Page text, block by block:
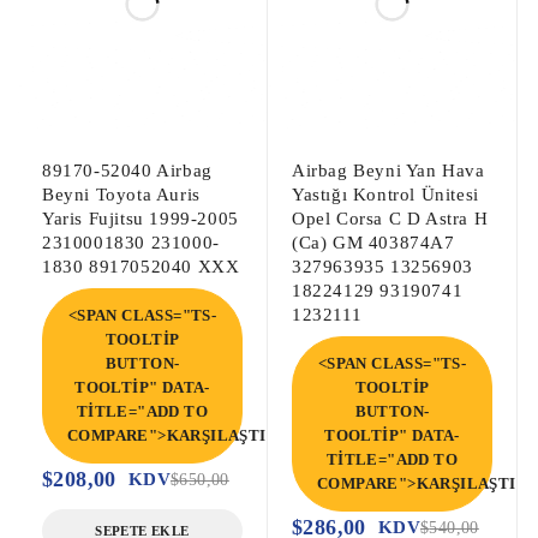
Beyni,
89170-52040 Airbag
Beyni Toyota Auris
Yaris Fujitsu 1999-2005
2310001830 231000-
1830 8917052040 XXX
<SPAN CLASS="TS-
TOOLTIP
BUTTON-
TOOLTIP" DATA-
TITLE="ADD TO
COMPARE">KARŞILAŞTIR</SPAN>
$650,00
$208,00 KDV
SEPETE EKLE
Airbag Beyni Yan Hava
Yastığı Kontrol Ünitesi
Opel Corsa C D Astra H
(Ca) GM 403874A7
327963935 13256903
18224129 93190741
1232111
<SPAN CLASS="TS-
TOOLTIP
BUTTON-
TOOLTIP" DATA-
TITLE="ADD TO
$540,00
$286,00 KDV